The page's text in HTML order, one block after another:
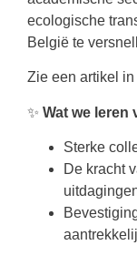
ecologische
België te
Zie een artikel
✨ Wat we leren
Sterke
De kracht